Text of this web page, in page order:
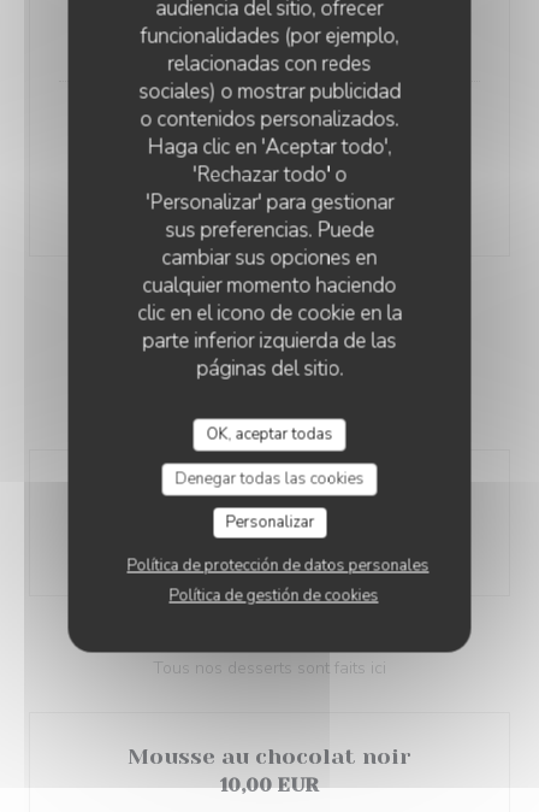
audiencia del sitio, ofrecer
funcionalidades (por ejemplo,
relacionadas con redes
sociales) o mostrar publicidad
o contenidos personalizados.
Haga clic en 'Aceptar todo',
'Rechazar todo' o
'Personalizar' para gestionar
sus preferencias. Puede
cambiar sus opciones en
cualquier momento haciendo
clic en el icono de cookie en la
parte inferior izquierda de las
páginas del sitio.
OK, aceptar todas
Denegar todas las cookies
Personalizar
Política de protección de datos personales
Política de gestión de cookies
arrivage)
Nous consulter
Supplément garniture (Frites,
haricots verts, pommes sautées,
purée...)
7,00 EUR
POUR FINIR
Assortiment de fromages du
moment
14,00 EUR
Tous nos desserts sont faits ici
Mousse au chocolat noir
10,00 EUR
D'CHEZ EUX